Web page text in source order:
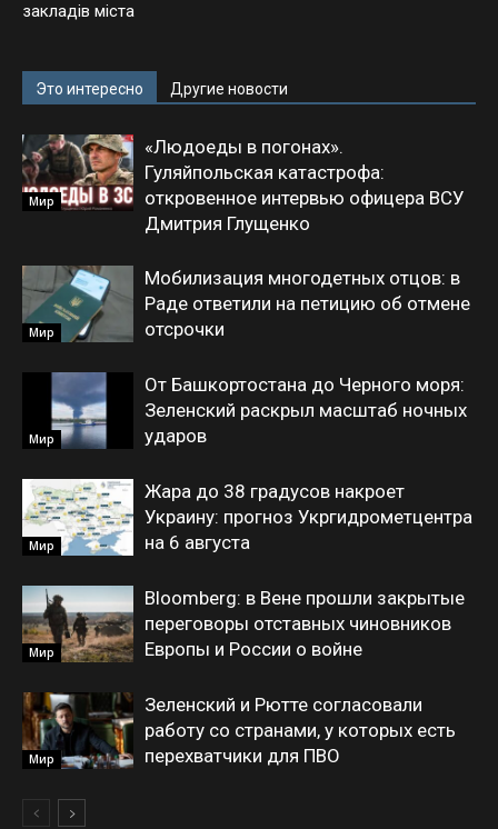
закладів міста
Это интересно Другие новости
Мир
«Людоеды в погонах».
Гуляйпольская катастрофа:
откровенное интервью офицера ВСУ
Дмитрия Глущенко
Мир
Мобилизация многодетных отцов: в
Раде ответили на петицию об отмене
отсрочки
Мир
От Башкортостана до Черного моря:
Зеленский раскрыл масштаб ночных
ударов
Мир
Жара до 38 градусов накроет
Украину: прогноз Укргидрометцентра
на 6 августа
Мир
Bloomberg: в Вене прошли закрытые
переговоры отставных чиновников
Европы и России о войне
Мир
Зеленский и Рютте согласовали
работу со странами, у которых есть
перехватчики для ПВО